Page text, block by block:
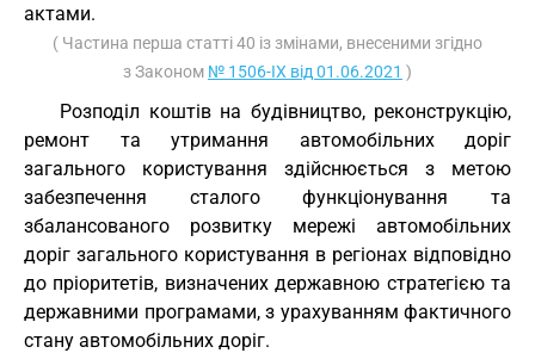
актами.
( Частина перша статті 40 із змінами, внесеними згідно
з Законом № 1506-IX від 01.06.2021 )
Розподіл коштів на будівництво, реконструкцію,
ремонт та утримання автомобільних доріг
загального користування здійснюється з метою
забезпечення сталого функціонування та
збалансованого розвитку мережі автомобільних
доріг загального користування в регіонах відповідно
до пріоритетів, визначених державною стратегією та
державними програмами, з урахуванням фактичного
стану автомобільних доріг.